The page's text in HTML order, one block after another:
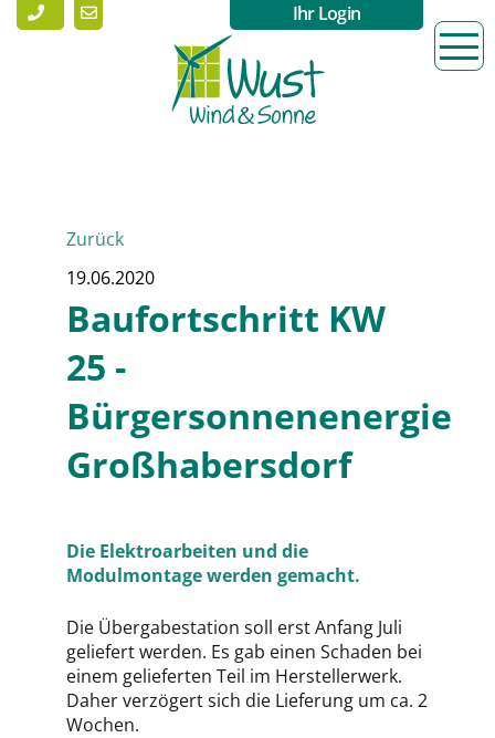
Ihr Login
Zurück
19.06.2020
Baufortschritt KW
25 -
Bürgersonnenenergie
Großhabersdorf
Die Elektroarbeiten und die
Modulmontage werden gemacht.
Die Übergabestation soll erst Anfang Juli
geliefert werden. Es gab einen Schaden bei
einem gelieferten Teil im Herstellerwerk.
Daher verzögert sich die Lieferung um ca. 2
Wochen.